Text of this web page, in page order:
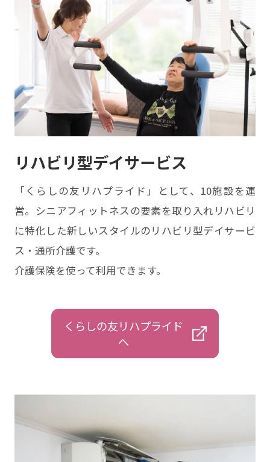
リハビリ型デイサービス
「くらしの友リハプライド」として、10施設を運
営。シニアフィットネスの要素を取り⼊れリハビリ
に特化した新しいスタイルのリハビリ型デイサービ
ス・通所介護です。
介護保険を使って利⽤できます。
くらしの友リハプライド
へ